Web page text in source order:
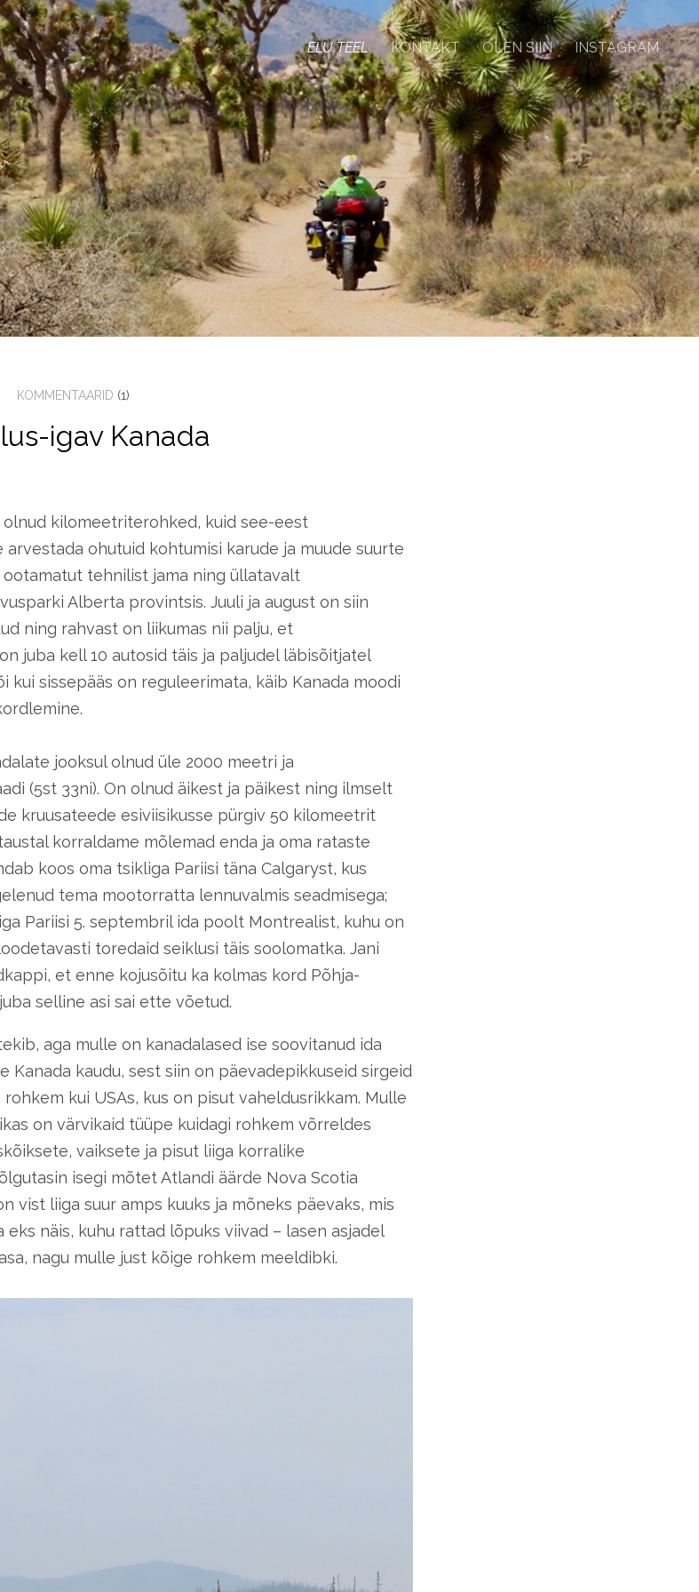
ELU TEEL KONTAKT OLEN SIIN INSTAGRAM
KOMMENTAARID (1)
igav Kanada
kilomeetriterohked, kuid see-eest
ohutuid kohtumisi karude ja muude suurte
tehnilist jama ning üllatavalt
Alberta provintsis. Juuli ja august on siin
ning rahvast on liikumas nii palju, et
juba kell 10 autosid täis ja paljudel läbisõitjatel
kui sissepääs on reguleerimata, käib Kanada moodi
jooksul olnud üle 2000 meetri ja
(5st 33ni). On olnud äikest ja päikest ning ilmselt
kruusateede esiviisikusse pürgiv 50 kilomeetrit
korraldame mõlemad enda ja oma rataste
koos oma tsikliga Pariisi täna Calgaryst, kus
tema mootorratta lennuvalmis seadmisega;
Pariisi 5. septembril ida poolt Montrealist, kuhu on
toredaid seiklusi täis soolomatka. Jani
et enne kojusõitu ka kolmas kord Põhja-
selline asi sai ette võetud.
aga mulle on kanadalased ise soovitanud ida
Kanada kaudu, sest siin on päevadepikkuseid sirgeid
kui USAs, kus on pisut vaheldusrikkam. Mulle
on värvikaid tüüpe kuidagi rohkem võrreldes
vaiksete ja pisut liiga korralike
isegi mõtet Atlandi äärde Nova Scotia
vist liiga suur amps kuuks ja mõneks päevaks, mis
eks näis, kuhu rattad lõpuks viivad – lasen asjadel
nagu mulle just kõige rohkem meeldibki.